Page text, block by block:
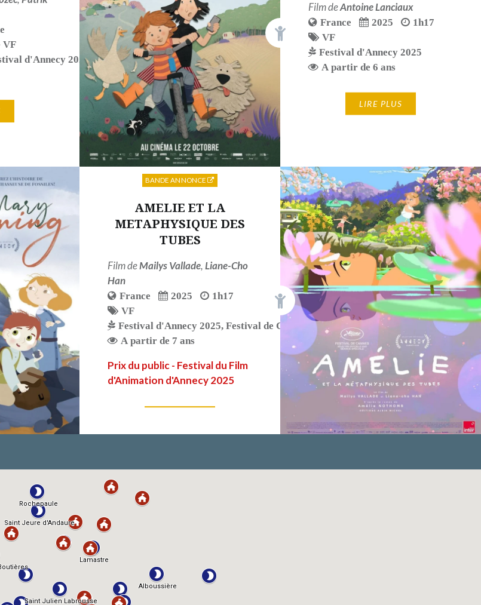
VF
d'Annecy 2025
Film deAntoine Lanciaux
France 2025
1h17
VF
Festival d'Annecy 2025
A partir de 6 ans
LIRE PLUS
AMELIE ET LA
METAPHYSIQUE DES
TUBES
Film deMailys Vallade,Liane-Cho
Han
France 2025
1h17
VF
Festival d'Annecy 2025,Festival de Cannes 2025
A partir de 7 ans
Prix du public - Festival du Film
d'Animation d'Annecy 2025
BANDE ANNONCE